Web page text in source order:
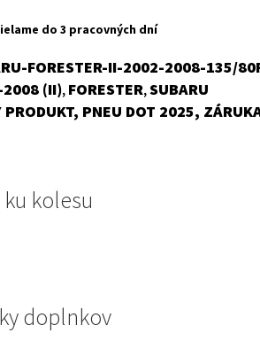
€.
do 3 pracovných dní
FORESTER-II-2002-2008-135/
(II), FORESTER,SUBARU
PRODUKT, PNEU DOT 2025,
kolesu
doplnkov